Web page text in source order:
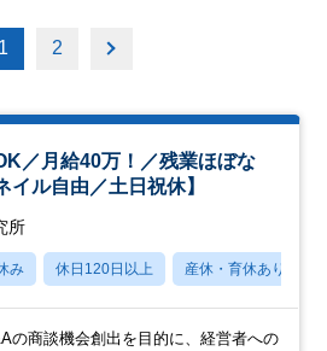
1 2
／月給40万！／残業ほぼな
イル自由／土日祝休】
所
み 休日120日以上 産休・育休あり
の商談機会創出を目的に、経営者への